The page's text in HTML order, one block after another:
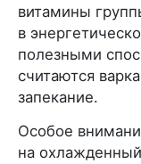
витамины
в
полезными
считаются
запекание.
Особое
на